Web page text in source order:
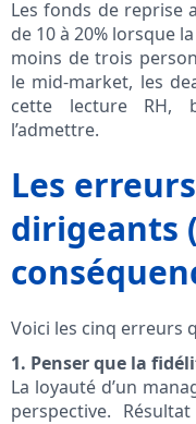
Les fonds de reprise
de 10 à 20% lorsque
moins de trois
le mid-market, les
cette lecture RH,
l’admettre.
Les
dirigeants
Voici les cinq erreurs
1. Penser que la
La loyauté d’un
perspective.